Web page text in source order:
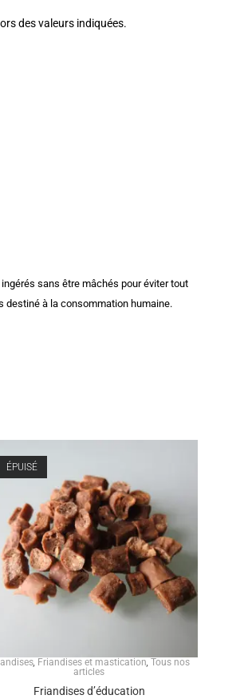
des valeurs indiquées.
sans être mâchés pour éviter tout
destiné à la consommation humaine.
ÉPUISÉ
, Friandises et mastication, Tous nos
articles
Friandises d’éducation